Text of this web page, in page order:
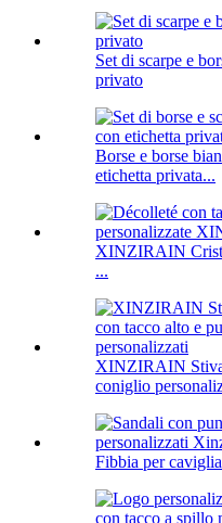
Set di scarpe e
privato
Borse e borse
etichetta privata...
XINZIRAIN
...
XINZIRAIN
coniglio
Fibbia per